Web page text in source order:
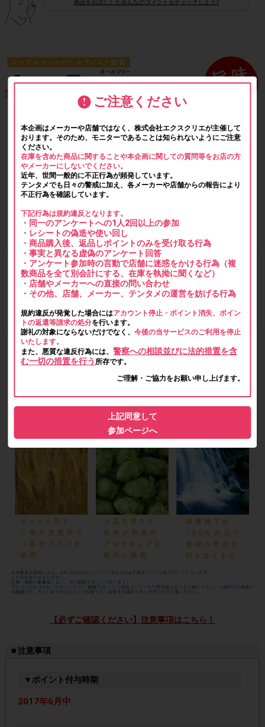
商品をお試ししたみんなのコメントもチェックしよう♪
【必ずご確認ください】注意事項はこちら！
■ 注意事項
▼ポイント付与時期
2017年6月中
ご注意ください
本企画はメーカーや店舗ではなく、株式会社エクスクリエが主催して
おります。そのため、モニターであることは知られないようにご注意
ください。
在庫を含めた商品に関することや本企画に関しての質問等をお店の方
やメーカーにしないでください。
近年、世間一般的に不正行為が頻発しています。
テンタメでも日々の警戒に加え、各メーカーや店舗からの報告により
不正行為を確認しています。
下記行為は規約違反となります。
・同一のアンケートへの1人2回以上の参加
・レシートの偽造や使い回し
・商品購入後、返品しポイントのみを受け取る行為
・事実と異なる虚偽のアンケート回答
・アンケート参加時の言動で店舗に迷惑をかける行為（複
数商品を全て別会計にする、在庫を執拗に聞くなど）
・店舗やメーカーへの直接の問い合わせ
・その他、店舗、メーカー、テンタメの運営を妨げる行為
規約違反が発覚した場合にはアカウント停止・ポイント消失、ポイン
トの返還等請求の処分を行います。
謝礼の対象にならないだけでなく、今後の当サービスのご利用を停止
いたします。
また、悪質な違反行為には、警察への相談並びに法的措置を含
む一切の措置を行う 所存です。
ご理解・ご協力をお願い申し上げます。
上記同意して
参加ページへ